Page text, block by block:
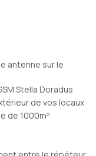
antenne sur le
Stella Doradus
de vos locaux
de 1000m²